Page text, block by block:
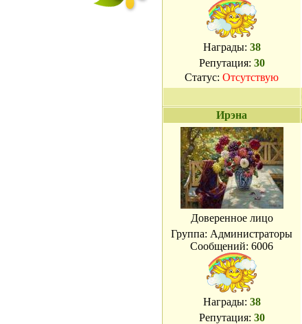
Награды: 38
Репутация: 30
Статус: Отсутствую
Ирэна
Доверенное лицо
Группа: Администраторы
Сообщений: 6006
Награды: 38
Репутация: 30